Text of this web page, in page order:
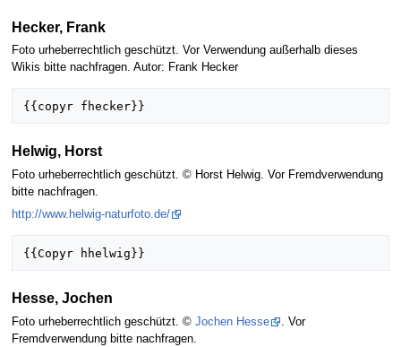
Hecker, Frank
Foto urheberrechtlich geschützt. Vor Verwendung außerhalb dieses
Wikis bitte nachfragen. Autor: Frank Hecker
Helwig, Horst
Foto urheberrechtlich geschützt. © Horst Helwig. Vor Fremdverwendung
bitte nachfragen.
http://www.helwig-naturfoto.de/
Hesse, Jochen
Foto urheberrechtlich geschützt. © Jochen Hesse
. Vor
Fremdverwendung bitte nachfragen.